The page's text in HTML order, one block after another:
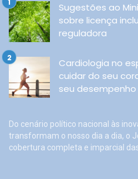
Sugestões ao
sobre licença
reguladora
Cardiologia no
cuidar do seu
seu desempenho
Do cenário político nacional às
transformam o nosso dia a dia, o
cobertura completa e imparcial